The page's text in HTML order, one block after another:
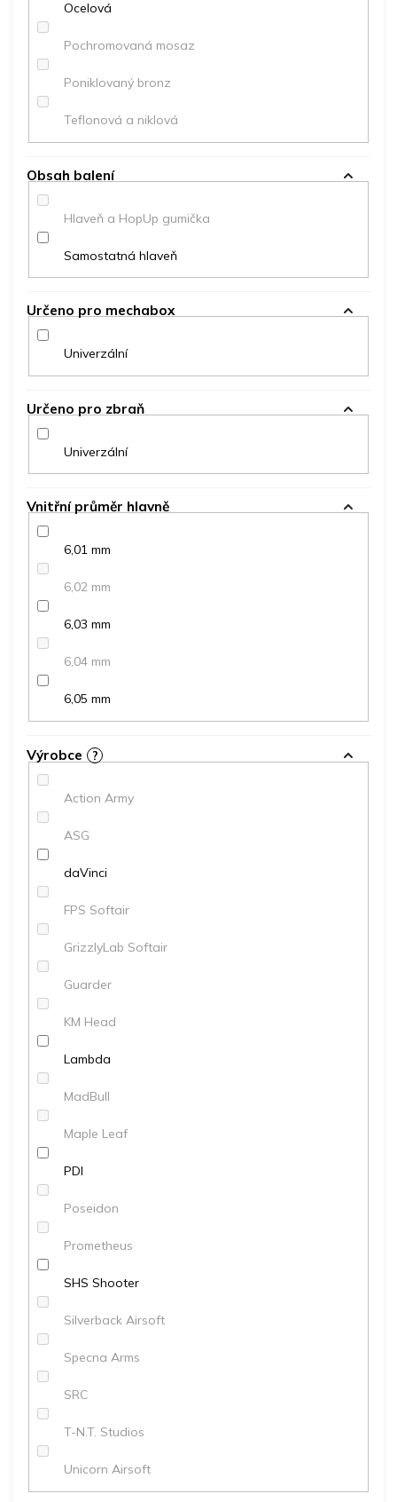
Ocelová
Pochromovaná mosaz
Poniklovaný bronz
Teflonová a niklová
Obsah balení
Hlaveň a HopUp gumička
Samostatná hlaveň
Určeno pro mechabox
Univerzální
Určeno pro zbraň
Univerzální
Vnitřní průměr hlavně
6,01 mm
6,02 mm
6,03 mm
6,04 mm
6,05 mm
Výrobce ?
Action Army
ASG
daVinci
FPS Softair
GrizzlyLab Softair
Guarder
KM Head
Lambda
MadBull
Maple Leaf
PDI
Poseidon
Prometheus
SHS Shooter
Silverback Airsoft
Specna Arms
SRC
T-N.T. Studios
Unicorn Airsoft